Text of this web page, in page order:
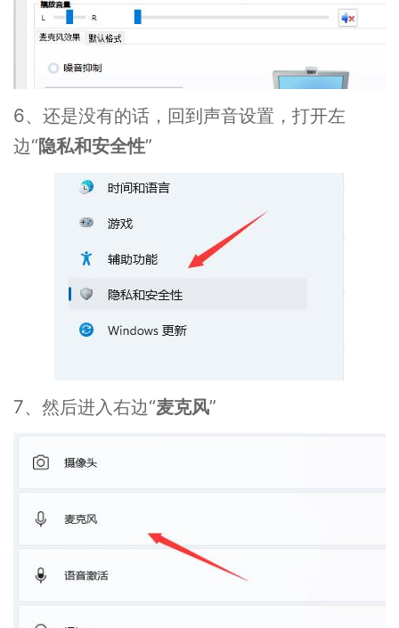
6、还是没有的话，回到声音设置，打开左
边“隐私和安全性”
7、然后进入右边“麦克风”